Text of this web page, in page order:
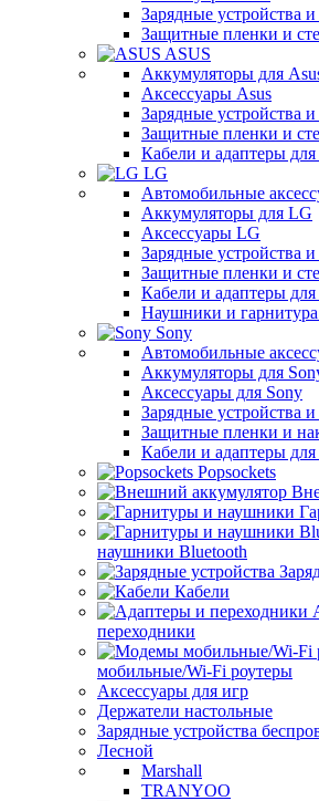
Зарядные устройства
Защитные пленки и
ASUS
Аккумуляторы для
Аксессуары Asus
Зарядные устройства
Защитные пленки и
Кабели и адаптеры для
LG
Автомобильные
Аккумуляторы для LG
Аксессуары LG
Зарядные устройства
Защитные пленки и
Кабели и адаптеры
Наушники и
Sony
Автомобильные
Аккумуляторы для
Аксессуары для Sony
Зарядные устройства
Защитные пленки и
Кабели и адаптеры
Popsockets
наушники Bluetooth
Кабели
переходники
мобильные/Wi-Fi роутеры
Аксессуары для игр
Держатели настольные
Зарядные устройства
Лесной
Marshall
TRANYOO